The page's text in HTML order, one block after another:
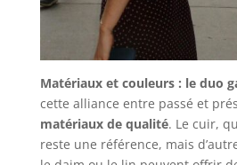
Matériaux et couleurs : le duo
cette alliance entre passé et
matériaux de qualité. Le cuir,
reste une référence, mais